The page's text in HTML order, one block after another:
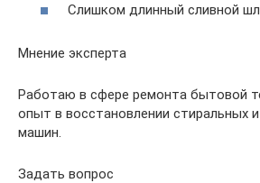
Слишком длинный сливной
Мнение эксперта
Работаю в сфере ремонта бытовой
опыт в восстановлении стиральных
машин.
Задать вопрос